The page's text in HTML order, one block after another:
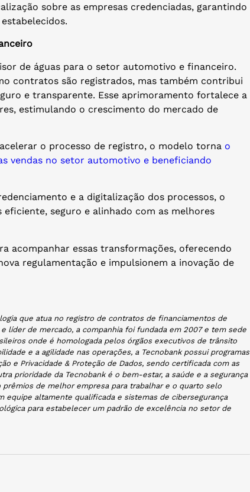
sobre as empresas credenciadas, garantindo
de águas para o setor automotivo e financeiro.
contratos são registrados, mas também contribui
e transparente. Esse aprimoramento fortalece a
estimulando o crescimento do mercado de
o processo de registro, o modelo torna o
vendas no setor automotivo e beneficiando
e a digitalização dos processos, o
seguro e alinhado com as melhores
acompanhar essas transformações, oferecendo
regulamentação e impulsionem a inovação de
que atua no registro de contratos de financiamentos de
líder de mercado, a companhia foi fundada em 2007 e tem sede
onde é homologada pelos órgãos executivos de trânsito
e a agilidade nas operações, a Tecnobank possui programas
e Privacidade & Proteção de Dados, sendo certificada com as
prioridade da Tecnobank é o bem-estar, a saúde e a segurança
de melhor empresa para trabalhar e o quarto selo
equipe altamente qualificada e sistemas de cibersegurança
para estabelecer um padrão de excelência no setor de